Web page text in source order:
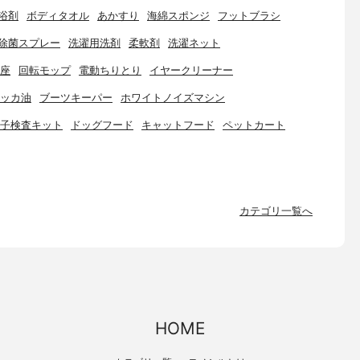
剤 ボディタオル あかすり 海綿スポンジ フットブラシ
菌スプレー 洗濯用洗剤 柔軟剤 洗濯ネット
回転モップ 電動ちりとり イヤークリーナー
カ油 ブーツキーパー ホワイトノイズマシン
検査キット ドッグフード キャットフード ペットカート
カテゴリ一覧へ
HOME